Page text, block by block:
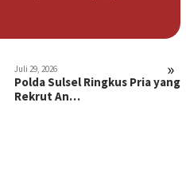
»
Juli 29, 2026
Polda Sulsel Ringkus Pria yang
Rekrut An…